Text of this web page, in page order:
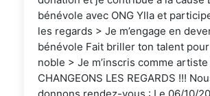
bénévole avec ONG Ylla et
les regards > Je m’engage en
bénévole Fait briller ton talent
noble > Je m’inscris comme artiste
CHANGEONS LES REGARDS !!!